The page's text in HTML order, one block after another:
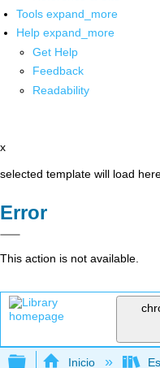
Tools expand_more
Help expand_more
Get Help
Feedback
Readability
x
selected template will load
Error
This action is not available.
Expandir/
Inicio